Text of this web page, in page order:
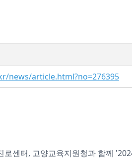
news/article.html?no=276395
로센터, 고양교육지원청과 함께